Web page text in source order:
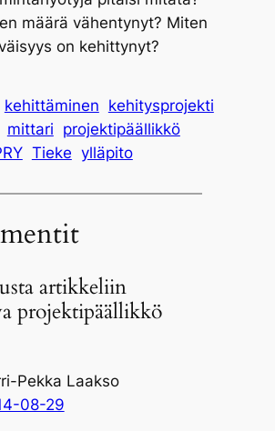
määrä vähentynyt? Miten
on kehittynyt?
kehittäminen kehitysprojekti
mittari projektipäällikkö
Tieke ylläpito
artikkeliin
projektipäällikkö
Pekka Laakso
08-29